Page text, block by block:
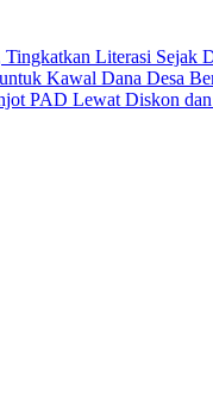
Literasi Sejak
Kawal Dana Desa
PAD Lewat Diskon